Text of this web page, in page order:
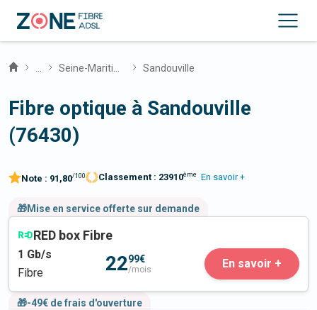
Sandouville
Fibre optique à Sandouville
(76430)
Note : 91,80/100 Classement : 23910ème En savoir +
🎁Mise en service offerte sur demande
RED box Fibre
1 Gb/s
Fibre
2299€
/mois En savoir +
🎁-49€ de frais d'ouverture